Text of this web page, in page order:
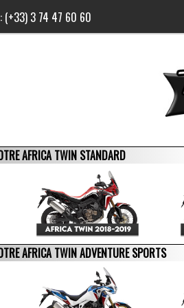
(+33) 3 74 47 60 60
AFRICA TWIN STANDARD
AFRICA TWIN ADVENTURE SPORTS